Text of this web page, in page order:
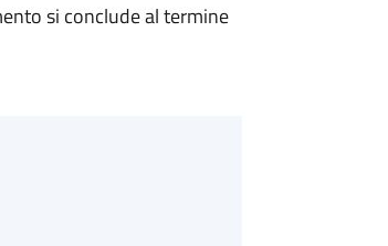
si conclude al termine